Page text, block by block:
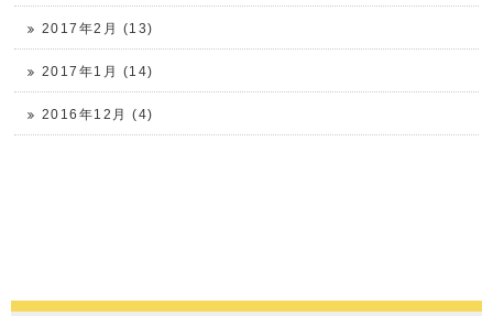
2017年2月 (13)
2017年1月 (14)
2016年12月 (4)